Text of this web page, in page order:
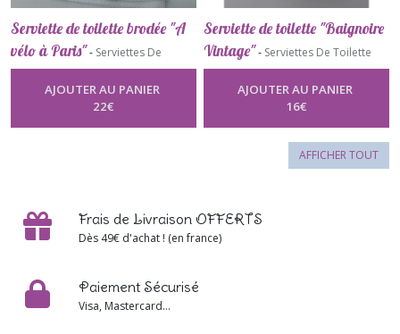
Serviette de toilette brodée "A
vélo à Paris"- Serviettes De
Toilette
AJOUTER AU PANIER
22€
Serviette de toilette "Baignoire
Vintage"- Serviettes De Toilette
AJOUTER AU PANIER
16€
AFFICHER TOUT
Frais de Livraison OFFERTS
Dès 49€ d'achat ! (en france)
Paiement Sécurisé
Visa, Mastercard...